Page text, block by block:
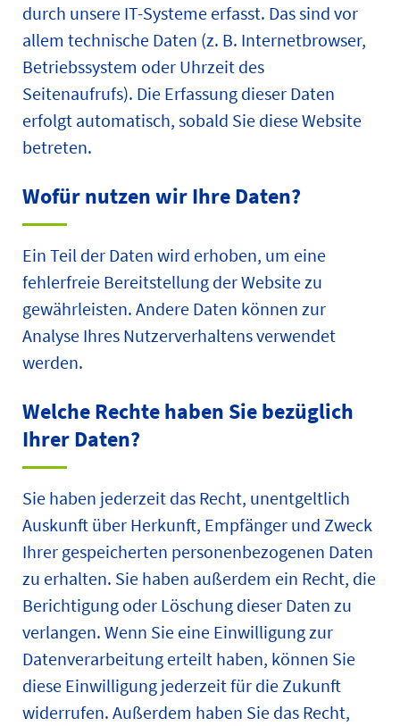
durch unsere IT-Systeme erfasst. Das sind vor
allem technische Daten (z. B. Internetbrowser,
Betriebssystem oder Uhrzeit des
Seitenaufrufs). Die Erfassung dieser Daten
erfolgt automatisch, sobald Sie diese Website
betreten.
Wofür nutzen wir Ihre Daten?
Ein Teil der Daten wird erhoben, um eine
fehlerfreie Bereitstellung der Website zu
gewährleisten. Andere Daten können zur
Analyse Ihres Nutzerverhaltens verwendet
werden.
Welche Rechte haben Sie bezüglich
Ihrer Daten?
Sie haben jederzeit das Recht, unentgeltlich
Auskunft über Herkunft, Empfänger und Zweck
Ihrer gespeicherten personenbezogenen Daten
zu erhalten. Sie haben außerdem ein Recht, die
Berichtigung oder Löschung dieser Daten zu
verlangen. Wenn Sie eine Einwilligung zur
Datenverarbeitung erteilt haben, können Sie
diese Einwilligung jederzeit für die Zukunft
widerrufen. Außerdem haben Sie das Recht,